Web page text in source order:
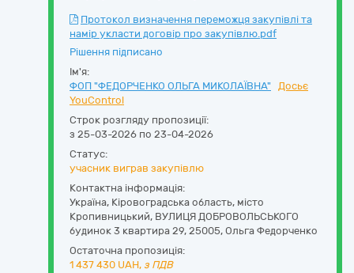
Протокол визначення переможця закупівлі та
намір укласти договір про закупівлю.pdf
Рішення підписано
Ім'я:
ФОП "ФЕДОРЧЕНКО ОЛЬГА МИКОЛАЇВНА"
Досьє
YouControl
Строк розгляду пропозиції:
з 25-03-2026 по 23-04-2026
Статус:
учасник виграв закупівлю
Контактна інформація:
Україна, Кіровоградська область, місто
Кропивницький, ВУЛИЦЯ ДОБРОВОЛЬСЬКОГО
будинок 3 квартира 29, 25005, Ольга Федорченко
Остаточна пропозиція:
1 437 430 UAH, з ПДВ